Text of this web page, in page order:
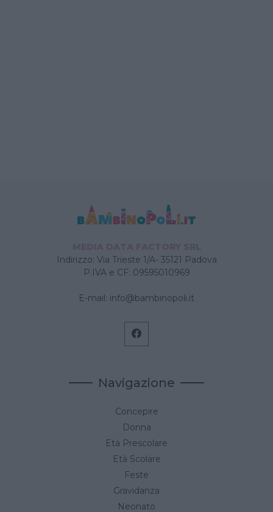
Indirizzo: Via Trieste 1/A- 35121 Padova
P.IVA e CF: 09595010969
E-mail: info@bambinopoli.it
Navigazione
Concepire
Donna
Età Prescolare
Età Scolare
Feste
Gravidanza
Neonato